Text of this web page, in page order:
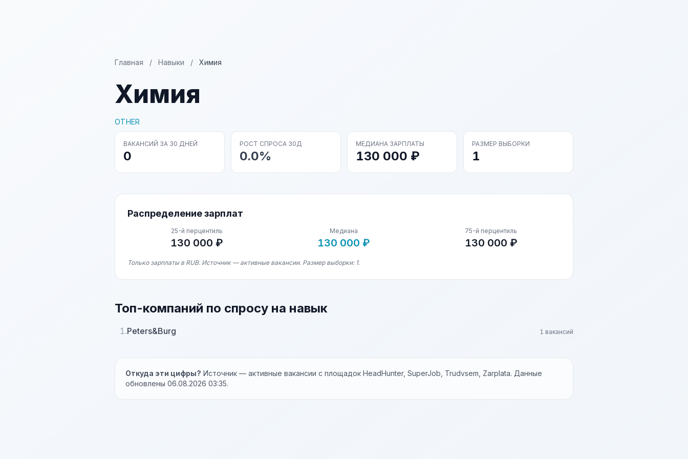
Главная / Навыки / Химия
Химия
OTHER
ВАКАНСИЙ ЗА 30 ДНЕЙ
0
РОСТ СПРОСА 30Д
0.0%
МЕДИАНА ЗАРПЛАТЫ
130 000 ₽
РАЗМЕР ВЫБОРКИ
1
Распределение зарплат
25-й перцентиль
130 000 ₽
Медиана
130 000 ₽
75-й перцентиль
130 000 ₽
Только зарплаты в RUB. Источник — активные вакансии. Размер выборки: 1.
Топ-компаний по спросу на навык
1.Peters&Burg 1 вакансий
Откуда эти цифры? Источник — активные вакансии с площадок HeadHunter, SuperJob, Trudvsem, Zarplata. Данные
обновлены 06.08.2026 03:35.